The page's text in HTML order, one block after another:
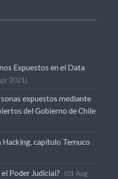
Expuestos en el Data
2021
expuestos mediante
del Gobierno de Chile
capítulo Temuco
Poder Judicial?
01 Aug